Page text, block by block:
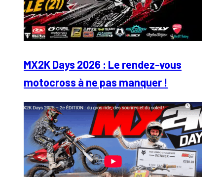
MX2K Days 2026 : Le rendez-vous
motocross à ne pas manquer !